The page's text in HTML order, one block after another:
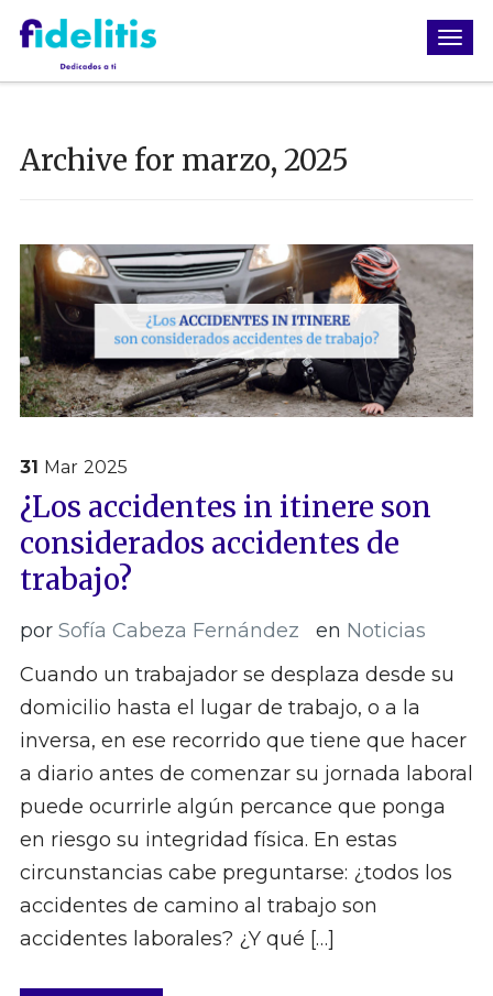
Archive for marzo, 2025
31 Mar 2025
¿Los accidentes in itinere son
considerados accidentes de
trabajo?
por Sofía Cabeza Fernández en Noticias
Cuando un trabajador se desplaza desde su
domicilio hasta el lugar de trabajo, o a la
inversa, en ese recorrido que tiene que hacer
a diario antes de comenzar su jornada laboral
puede ocurrirle algún percance que ponga
en riesgo su integridad física. En estas
circunstancias cabe preguntarse: ¿todos los
accidentes de camino al trabajo son
accidentes laborales? ¿Y qué […]